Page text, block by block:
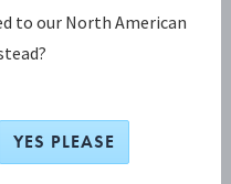
STORE
to our North American
YES PLEASE